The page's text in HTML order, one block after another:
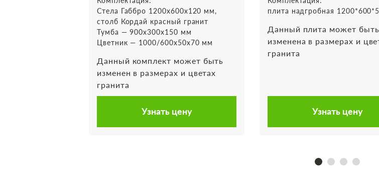
Стела Габбро 1200х600х120 мм,
столб Кордай красный гранит
Тумба — 900х300х150 мм
Цветник — 1000/600х50х70 мм
Данный комплект может быть
изменен в размерах и цветах
гранита
Узнать цену
плита надгробная
Данный плита может быть
изменена в размерах и
гранита
Узнать цену